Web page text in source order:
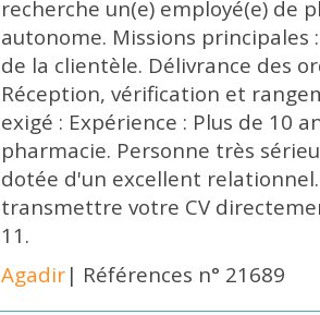
recherche un(e) employé(e) de
autonome. Missions principales
de la clientèle. Délivrance des
Réception, vérification et
exigé : Expérience : Plus de 10
pharmacie. Personne très
dotée d'un excellent
transmettre votre CV
11.
Agadir| Références n° 21689